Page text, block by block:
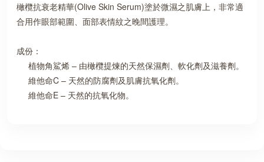
橄欖抗衰老精華(Olive Skin Serum)塗於微濕之肌膚上，非常適
合用作眼部範圍、面部表情紋之晚間護理。
成份：
植物角鯊烯 – 由橄欖提煉的天然保濕劑、軟化劑及滋養劑。
維他命C – 天然的防腐劑及肌膚抗氧化劑。
維他命E – 天然的抗氧化物。